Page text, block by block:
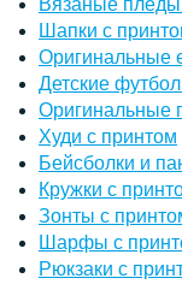
Шапки с
Оригинальные
Детские
Оригинальные
Худи с принтом
Бейсболки и
Кружки с
Зонты с
Шарфы с
Рюкзаки с